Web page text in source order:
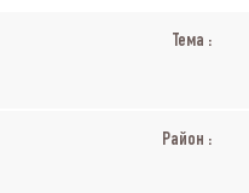
Тема :
Район :